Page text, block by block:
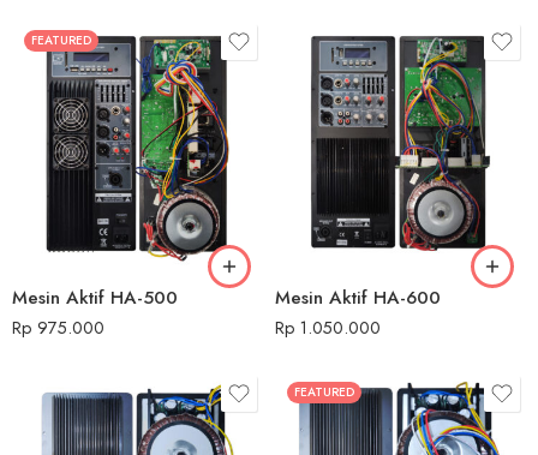
FEATURED
Mesin Aktif HA-500
Rp 975.000
Mesin Aktif HA-600
Rp 1.050.000
FEATURED